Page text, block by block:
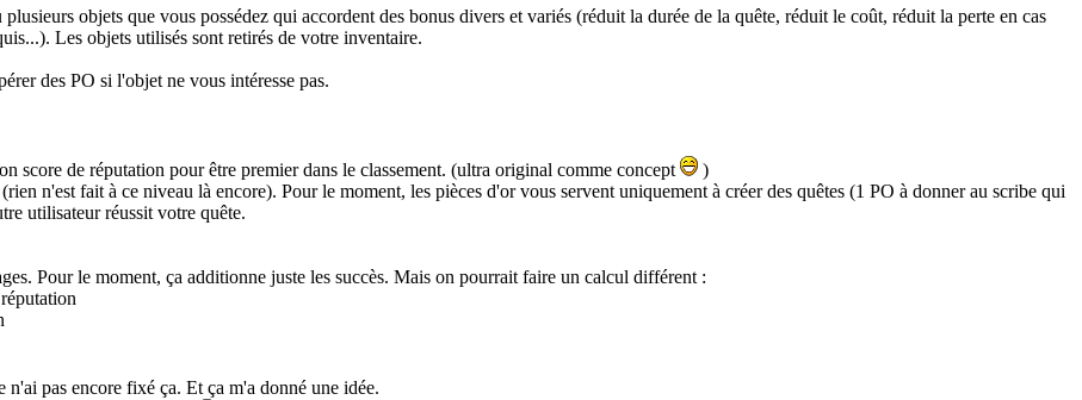
objets que vous possédez qui accordent des bonus divers et variés (réduit la durée de la quête, réduit le coût, réduit la perte en cas
Les objets utilisés sont retirés de votre inventaire.
des PO si l'objet ne vous intéresse pas.
score de réputation pour être premier dans le classement. (ultra original comme concept
)
n'est fait à ce niveau là encore). Pour le moment, les pièces d'or vous servent uniquement à créer des quêtes (1 PO à donner au scribe qui
utilisateur réussit votre quête.
Pour le moment, ça additionne juste les succès. Mais on pourrait faire un calcul différent :
pas encore fixé ça. Et ça m'a donné une idée.